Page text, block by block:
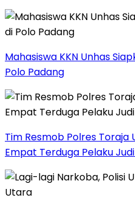
Mahasiswa KKN Unhas
Polo Padang
Tim Resmob Polres
Empat Terduga Pelaku